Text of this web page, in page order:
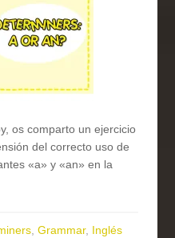
os comparto un ejercicio
del correcto uso de
«a» y «an» en la
,Grammar, Inglés